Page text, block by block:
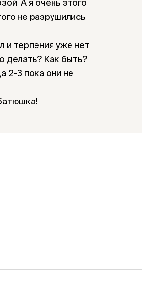
А я очень этого
не разрушились
и терпения уже нет
делать? Как быть?
2-3 пока они не